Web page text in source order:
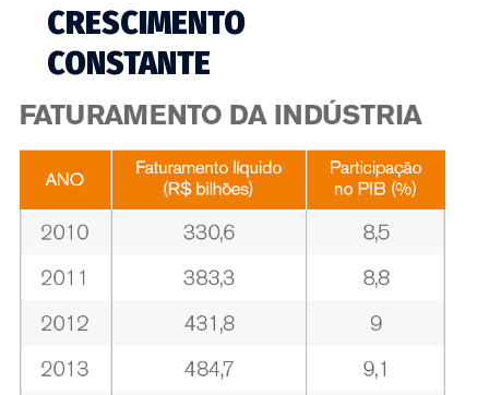
CRESCIMENTO
CONSTANTE